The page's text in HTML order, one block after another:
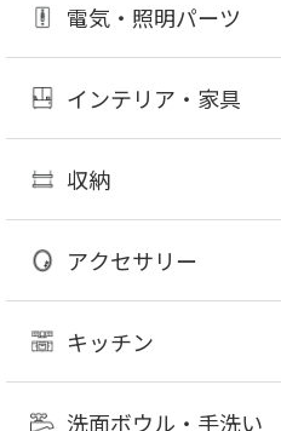
電気・照明パーツ
インテリア・家具
収納
アクセサリー
キッチン
洗面ボウル・手洗い